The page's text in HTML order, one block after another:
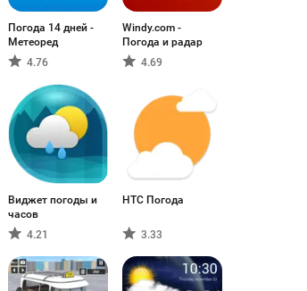
Погода 14 дней -
Метеоред
4.76
Windy.com -
Погода и радар
4.69
Виджет погоды и
часов
4.21
HTC Погода
3.33